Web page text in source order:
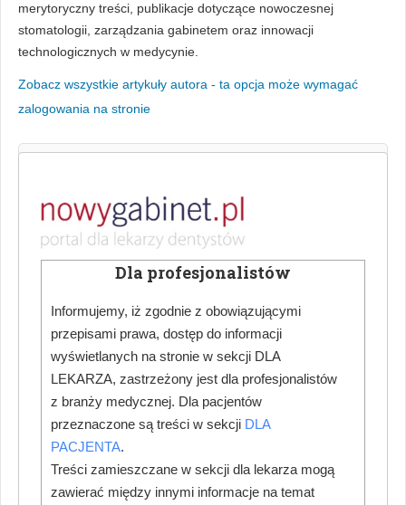
merytoryczny treści, publikacje dotyczące nowoczesnej
stomatologii, zarządzania gabinetem oraz innowacji
technologicznych w medycynie.
Zobacz wszystkie artykuły autora - ta opcja może wymagać
zalogowania na stronie
Nowy Gabinet Stomatologiczny nr.
3/2026
Więcej ciekawych artykułów w "
Stomatologiczny" – zamów prenumeratę lub kup
Zamów prenumeratę
Kup prenumeratę w sklepie
Wypróbuj bezpłatną e-prenumeratę
Dla profesjonalistów
Informujemy, iż zgodnie z obowiązującymi
przepisami prawa, dostęp do informacji
wyświetlanych na stronie w sekcji DLA
LEKARZA, zastrzeżony jest dla profesjonalistów
z branży medycznej. Dla pacjentów
przeznaczone są treści w sekcji DLA
PACJENTA.
Treści zamieszczane w sekcji dla lekarza mogą
zawierać między innymi informacje na temat